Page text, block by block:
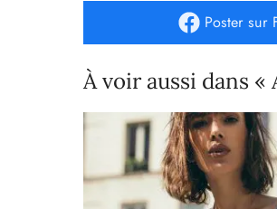
Poster sur
À voir aussi dans «